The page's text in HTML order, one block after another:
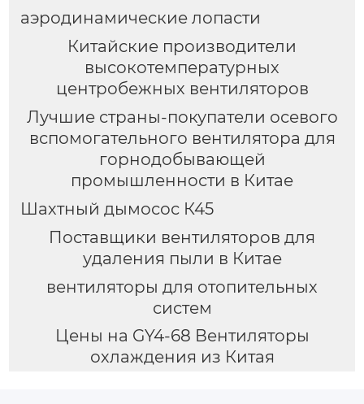
аэродинамические лопасти
Китайские производители
высокотемпературных
центробежных вентиляторов
Лучшие страны-покупатели осевого
вспомогательного вентилятора для
горнодобывающей
промышленности в Китае
Шахтный дымосос К45
Поставщики вентиляторов для
удаления пыли в Китае
вентиляторы для отопительных
систем
Цены на GY4-68 Вентиляторы
охлаждения из Китая